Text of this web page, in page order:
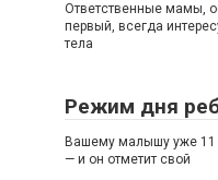
Ответственные мамы,
первый, всегда
тела
Режим дня
Вашему малышу уже 11
— и он отметит свой